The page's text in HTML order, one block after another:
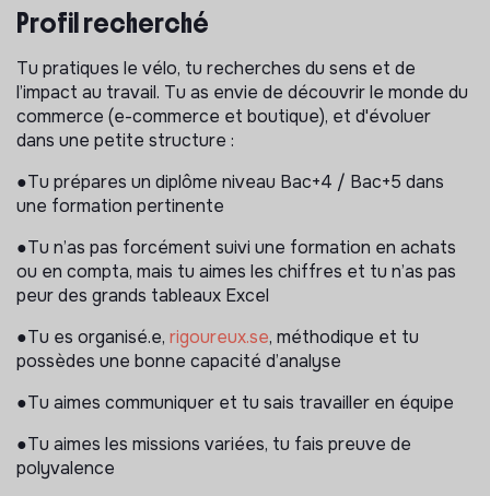
boutique
●Tu alimentes notre base de données produits avec
toutes les informations produits (prix d’achat, marge,
EAN, etc.)
●Tu nous aides sur la gestion de la comptabilité
fournisseurs sur notre outil Pennylane
●Tu participes à la recherche de nouvelles pépites vélo
pour notre catalogue
●Tu réalises des analyses diverses sur nos chiffres de
vente et nos stocks
● Tu assures des créneaux de vente en boutique de
temps à autre, dans les périodes de surchage (période
Profil recherché
Tu pratiques le vélo, tu recherches du sens et de
l’impact au travail. Tu as envie de découvrir le monde du
commerce (e-commerce et boutique), et d'évoluer
dans une petite structure :
●Tu prépares un diplôme niveau Bac+4 / Bac+5 dans
une formation pertinente
●Tu n’as pas forcément suivi une formation en achats
ou en compta, mais tu aimes les chiffres et tu n’as pas
peur des grands tableaux Excel
●Tu es organisé.e, rigoureux.se, méthodique et tu
possèdes une bonne capacité d’analyse
●Tu aimes communiquer et tu sais travailler en équipe
●Tu aimes les missions variées, tu fais preuve de
polyvalence